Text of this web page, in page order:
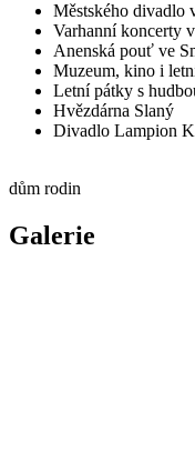
Městského divadlo
Varhanní koncerty
Anenská pouť ve
Muzeum, kino i
Letní pátky s
Hvězdárna Slaný
Divadlo Lampion
dům rodin
Galerie